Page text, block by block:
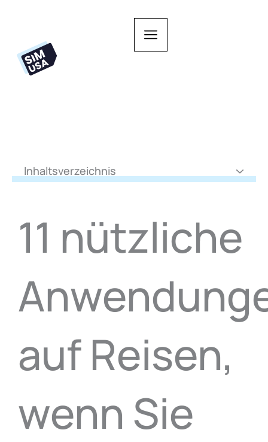
Inhaltsverzeichnis
11 nützliche
auf Reisen,
wenn Sie